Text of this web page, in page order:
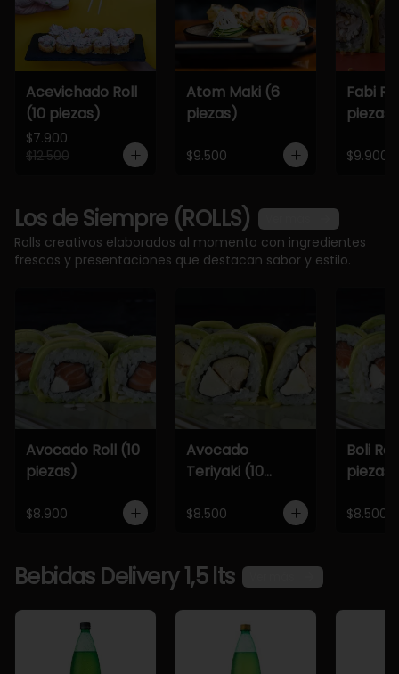
Acevichado Roll
(10 piezas)
$7.900
$12.500
Atom Maki (6
piezas)
$9.500
Fabi
piezas)
$9.900
Los de Siempre (ROLLS)
Rolls creativos elaborados al momento con ingredientes
frescos y presentaciones que destacan sabor y estilo.
Avocado Roll (10
piezas)
$8.900
Avocado
Teriyaki (10
$8.500
Boli
piezas)
$8.500
Bebidas Delivery 1,5 lts